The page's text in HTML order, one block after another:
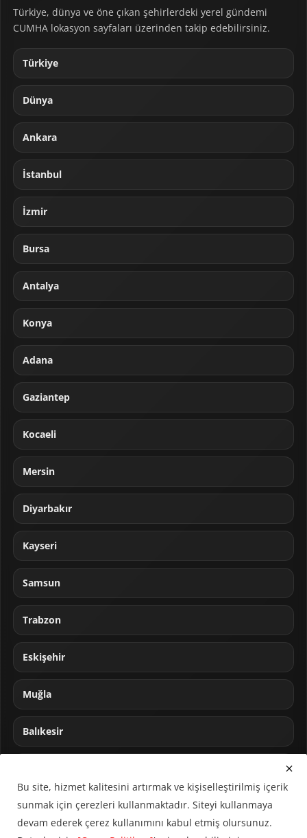
Türkiye, dünya ve öne çıkan şehirlerdeki yerel gündemi
CUMHA lokasyon sayfaları üzerinden takip edebilirsiniz.
Türkiye
Dünya
Ankara
İstanbul
İzmir
Bursa
Antalya
Konya
Adana
Gaziantep
Kocaeli
Mersin
Diyarbakır
Kayseri
Samsun
Trabzon
Eskişehir
Muğla
Balıkesir
Bu site, hizmet kalitesini artırmak ve kişiselleştirilmiş içerik
sunmak için çerezleri kullanmaktadır. Siteyi kullanmaya
devam ederek çerez kullanımını kabul etmiş olursunuz.